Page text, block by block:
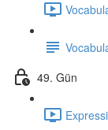
49. Gün